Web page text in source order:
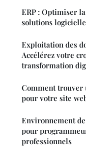
ERP : Optimiser
solutions
Exploitation des
Accélérez votre
transformation
Comment trouver
pour votre site
Environnement
pour
professionnels